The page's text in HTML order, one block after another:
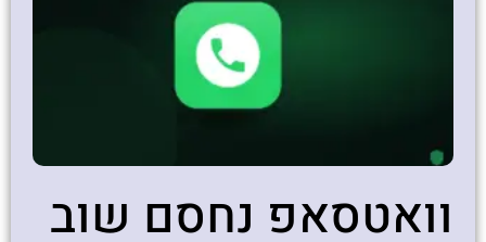
וואטסאפ נחסם שוב